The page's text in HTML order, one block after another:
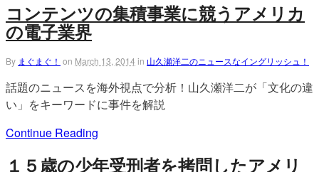
コンテンツの集積事業に競うアメリカ
の電子業界
By まぐまぐ！ on March 13, 2014 in 山久瀬洋二のニュースなイングリッシュ！
話題のニュースを海外視点で分析！山久瀬洋二が「文化の違
い」をキーワードに事件を解説
Continue Reading
１５歳の少年受刑者を拷問したアメリ